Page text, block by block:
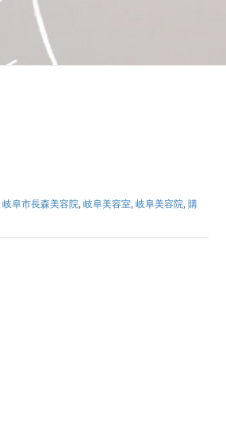
岐阜市長森美容院, 岐阜美容室, 岐阜美容院, 購